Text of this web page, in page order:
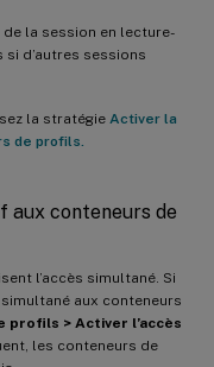
la session en lecture-
d’autres sessions
la stratégie Activer la
de profils.
aux conteneurs de
l’accès simultané. Si
aux conteneurs
profils > Activer l’accès
les conteneurs de